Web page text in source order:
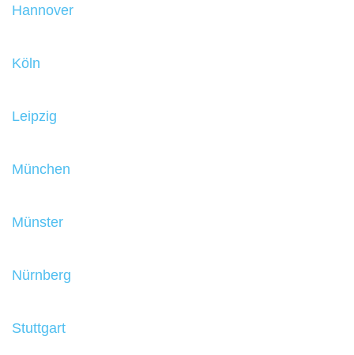
Hannover
Köln
Leipzig
München
Münster
Nürnberg
Stuttgart